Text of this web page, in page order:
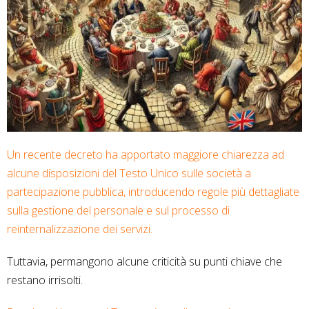
Un recente decreto ha apportato maggiore chiarezza ad
alcune disposizioni del Testo Unico sulle società a
partecipazione pubblica, introducendo regole più dettagliate
sulla gestione del personale e sul processo di
reinternalizzazione dei servizi.
Tuttavia, permangono alcune criticità su punti chiave che
restano irrisolti.